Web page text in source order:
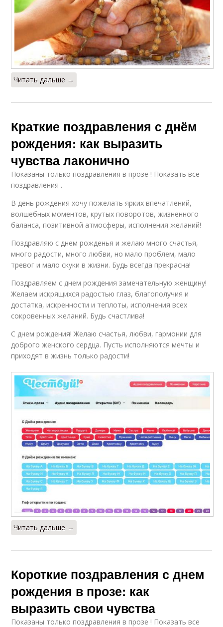
Читать дальше →
Краткие поздравления с днём
рождения: как выразить
чувства лаконично
Показаны только поздравления в прозе ! Показать все
поздравления .
В день рождения хочу пожелать ярких впечатлений,
волшебных моментов, крутых поворотов, жизненного
баланса, позитивной атмосферы, исполнения желаний!
Поздравляю с днем рожденья и желаю много счастья,
много радости, много любви, но мало проблем, мало
тревог и мало скуки в жизни. Будь всегда прекрасна!
Поздравляем с днем рождения замечательную женщину!
Желаем искрящихся радостью глаз, благополучия и
достатка, искренности и теплоты, исполнения всех
сокровенных желаний. Будь счастлива!
С днем рождения! Желаю счастья, любви, гармонии для
доброго женского сердца. Пусть исполняются мечты и
приходят в жизнь только радости!
Читать дальше →
Короткие поздравления с днем
рождения в прозе: как
выразить свои чувства
Показаны только поздравления в прозе ! Показать все